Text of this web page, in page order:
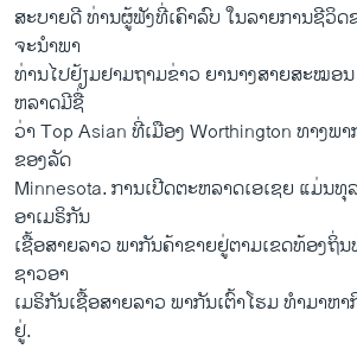
ສະ​ບາຍ​ດີ ທ່ານ​ຜູ້​ຟັງ​ທີ່​ເຄົາ​ລົບ ໃນລາຍ​ການ​ຊີ​ວິດ​
ຈະ​ນຳ​ພາ​
ທ່ານ​ໄປ​ຢ້ຽມ​ຢາມ​ຖາມ​ຂ່າວ ຍາ​ນາງສາຍ​ສະໝອ
ຫລາດ​ມີຊື່​
ວ່າ Top Asian ທີ່ເມືອງ Worthington ​ທາງ​ພ
ຂອງລັດ
Minnesota.​ ​ການ​ເປີດ​ຕະ​ຫລ​າດ​ເອ​ເຊຍ ແມ່ນ​
ອາ​ເມຣິກັນ
ເຊື້ອສາຍ​ລາວ​ ພາກັນຄ້າຂາຍ​ຢູ່ຕາມ​ເຂ​ດ​ທ້ອງ​ຖິ່
​ຊາວ​ອ​າ
ເມຣິກັນ​ເຊື້ອສາຍ​ລາວ ພາ​ກັນເຕົ້າ​ໂຮມ ທຳ​ມາ​ຫ
ຢູ່.